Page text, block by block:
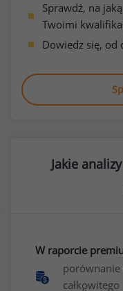
Sprawdź, na
Twoimi
Dowiedz się, od
Jakie
W raporcie
całkowitego